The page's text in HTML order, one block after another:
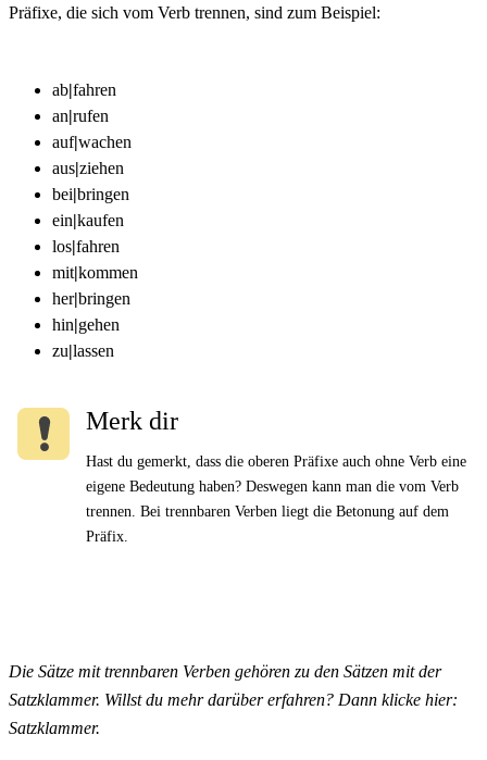
Präfixe, die sich vom Verb trennen, sind zum Beispiel:
ab|fahren
an|rufen
auf|wachen
aus|ziehen
bei|bringen
ein|kaufen
los|fahren
mit|kommen
her|bringen
hin|gehen
zu|lassen
Merk dir
Hast du gemerkt, dass die oberen Präfixe auch ohne Verb eine
eigene Bedeutung haben? Deswegen kann man die vom Verb
trennen. Bei trennbaren Verben liegt die Betonung auf dem
Präfix.
Die Sätze mit trennbaren Verben gehören zu den Sätzen mit der
Satzklammer. Willst du mehr darüber erfahren? Dann klicke hier:
Satzklammer.